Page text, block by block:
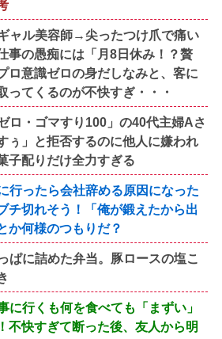
ャル美容師→尖ったつけ爪で痛い
事の愚痴には「月8日休み！？贅
ロ意識ゼロの身だしなみと、客に
ってくるのが不快すぎ・・・
ロ・ゴマすり100」の40代主婦Aさ
ぅ」と拒否するのに他人に嫌われ
子配りだけ全力すぎる
行ったら会社辞める原因になった
チ切れそう！「俺が鍛えたから出
か何様のつもりだ？
ぱに詰めた弁当。豚ロースの塩こ
に行くも何を食べても「まずい」
不快すぎて断った後、友人から明